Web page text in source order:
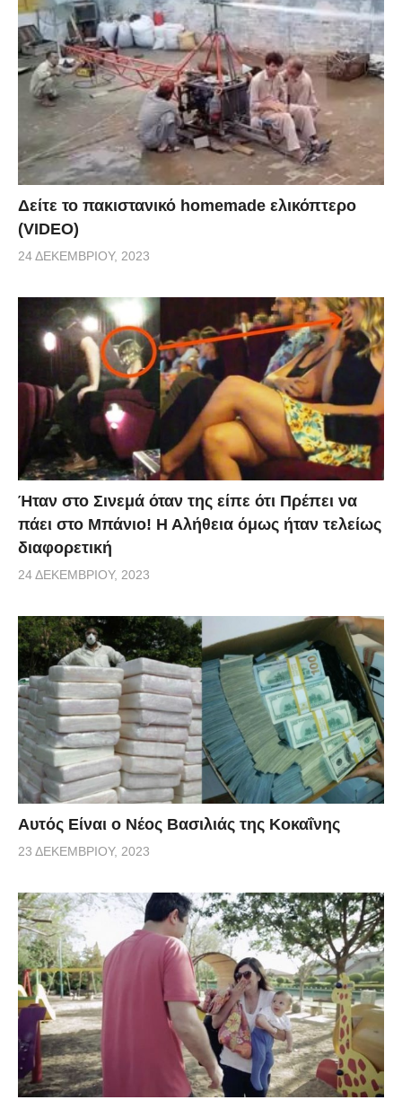
Δείτε το πακιστανικό homemade ελικόπτερο
(VIDEO)
24 ΔΕΚΕΜΒΡΊΟΥ, 2023
Ήταν στο Σινεμά όταν της είπε ότι Πρέπει να
πάει στο Μπάνιο! Η Αλήθεια όμως ήταν τελείως
διαφορετική
24 ΔΕΚΕΜΒΡΊΟΥ, 2023
Αυτός Είναι ο Νέος Βασιλιάς της Κοκαΐνης
23 ΔΕΚΕΜΒΡΊΟΥ, 2023